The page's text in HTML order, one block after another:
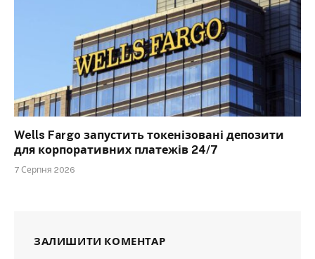
Wells Fargo запустить токенізовані депозити
для корпоративних платежів 24/7
7 Серпня 2026
ЗАЛИШИТИ КОМЕНТАР